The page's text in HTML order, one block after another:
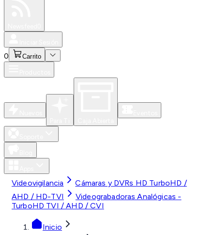
0 Carrito
Videovigilancia
Cámaras y DVRs HD TurboHD /
AHD / HD-TVI
Videograbadoras Analógicas -
TurboHD TVI / AHD / CVI
Inicio